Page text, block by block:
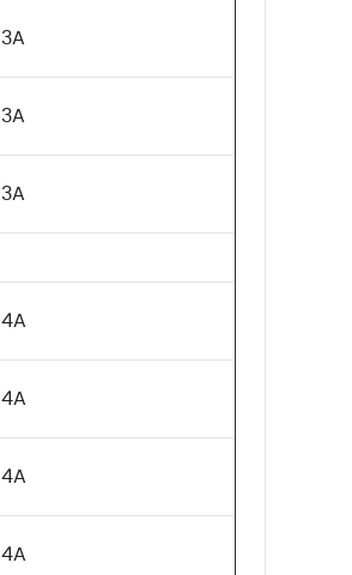
3A
3A
3A
4A
4A
4A
4A